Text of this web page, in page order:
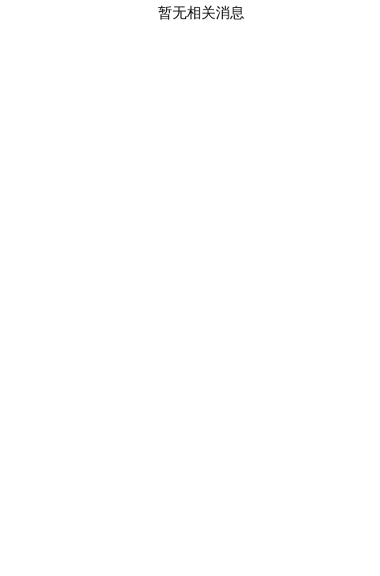
暂无相关消息